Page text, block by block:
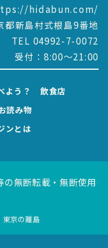
hidabun.com/
都新島村式根島9番地
TEL 04992-7-0072
受付：8:00～21:00
よう？
飲食店
読み物
ンとは
の無断転載・無断使用
東京の離島